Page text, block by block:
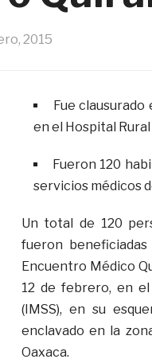
2015
Fue
en el Hospital
Fueron 120
servicios médicos
Un total de 120
fueron
Encuentro Médico
12 de febrero, en
(IMSS), en su
enclavado en la
Oaxaca.